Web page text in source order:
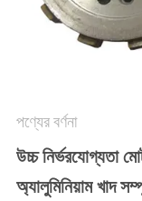
পণ্যের বর্ণনা
উচ্চ নির্ভরযোগ্যতা
অ্যালুমিনিয়াম খাদ